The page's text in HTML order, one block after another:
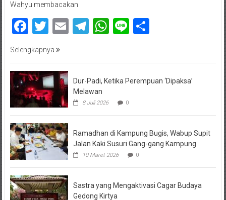
Wahyu membacakan
Facebook
Twitter
EmailTelegram
WhatsApp
LineShare
Selengkapnya
Dur-Padi, Ketika Perempuan ‘Dipaksa’
Melawan
8 Juli 2026 0
Ramadhan di Kampung Bugis, Wabup Supit
Jalan Kaki Susuri Gang-gang Kampung
10 Maret 2026 0
Sastra yang Mengaktivasi Cagar Budaya
Gedong Kirtya